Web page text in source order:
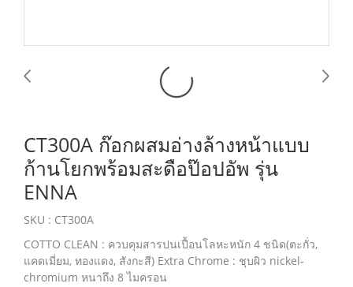
CT300A ก๊อกผสมอ่างล้างหน้าแบบ
ก้านโยกพร้อมสะดือป๊อปอัพ รุ่น
ENNA
SKU : CT300A
COTTO CLEAN : ควบคุมสารปนเปื้อนโลหะหนัก 4 ชนิด(ตะกั่ว,
แคดเมี่ยม, ทองแดง, สังกะสี) Extra Chrome : ชุบผิว nickel-
chromium หนาถึง 8 ไมครอน